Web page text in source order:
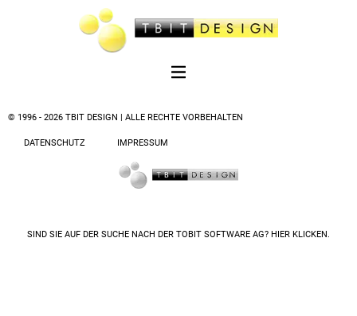
© 1996 - 2026 TBIT DESIGN | ALLE RECHTE VORBEHALTEN
DATENSCHUTZ IMPRESSUM
SIND SIE AUF DER SUCHE NACH DER TOBIT SOFTWARE AG? HIER KLICKEN.